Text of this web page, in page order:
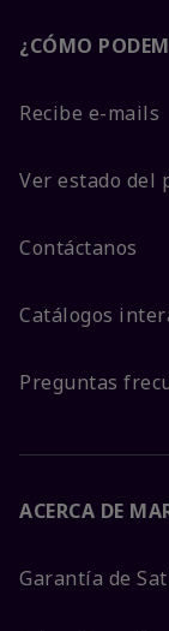
¿CÓMO
Recibe e-mails
Ver estado del
Contáctanos
Catálogos
Preguntas
ACERCA DE
Garantía de